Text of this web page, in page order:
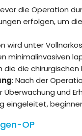
die Operation
erfolgen, um
wird unter
minimalinvasiven
die
: Nach der
Überwachung und
eingeleitet,
OP